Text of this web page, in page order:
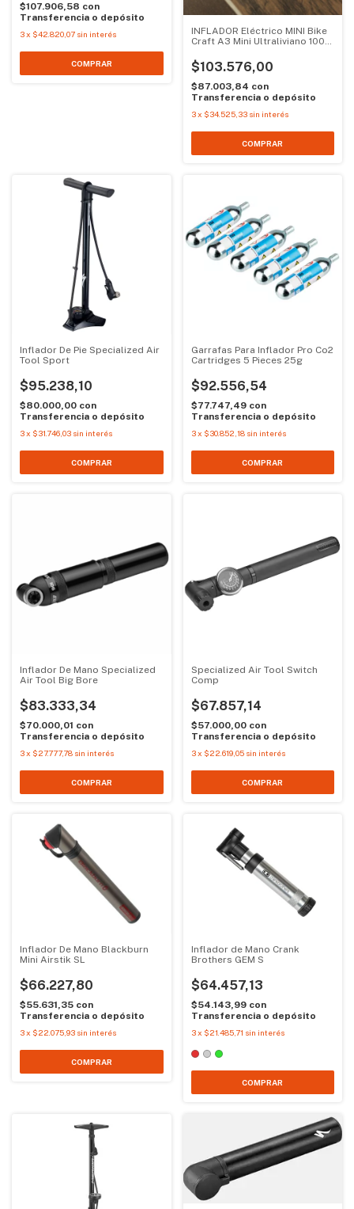
$107.906,58 con
Transferencia o depósito
3x $42.820,07 sin interés
INFLADOR Eléctrico MINI Bike
Craft A3 Mini Ultraliviano 100
$103.576,00
$87.003,84 con
Transferencia o depósito
3 x $34.525,33 sin interés
Inflador De Pie Specialized Air
Tool Sport
$95.238,10
$80.000,00 con
Transferencia o depósito
3x $31.746,03 sin interés
Garrafas Para Inflador Pro Co2
Cartridges 5 Pieces 25g
$92.556,54
$77.747,49 con
Transferencia o depósito
3 x $30.852,18 sin interés
Inflador De Mano Specialized
Air Tool Big Bore
$83.333,34
$70.000,01 con
Transferencia o depósito
3x $27.777,78 sin interés
Specialized Air Tool Switch
Comp
$67.857,14
$57.000,00 con
Transferencia o depósito
3 x $22.619,05 sin interés
Inflador De Mano Blackburn
Mini Airstik SL
$66.227,80
$55.631,35 con
Transferencia o depósito
3x $22.075,93 sin interés
Inflador de Mano Crank
Brothers GEM S
$64.457,13
$54.143,99 con
Transferencia o depósito
3 x $21.485,71 sin interés
COMPRAR